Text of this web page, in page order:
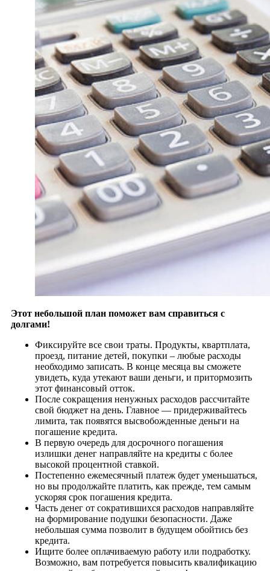
Этот небольшой план поможет вам справиться с
долгами!
Фиксируйте все свои траты. Продукты, квартплата,
проезд, питание детей, покупки – любые расходы
необходимо записать. В конце месяца вы сможете
увидеть, куда утекают ваши деньги, и притормозить
этот финансовый отток.
После сокращения ненужных расходов рассчитайте
свой бюджет на день. Главное — придерживайтесь
лимита, так появятся высвобожденные деньги на
погашение кредита.
В первую очередь для досрочного погашения
излишки денег направляйте на кредиты с более
высокой процентной ставкой.
Постепенно ежемесячный платеж будет уменьшаться,
но вы продолжайте платить, как прежде, тем самым
ускоряя срок погашения кредита.
Часть денег от сократившихся расходов направляйте
на формирование подушки безопасности. Даже
небольшая сумма позволит в будущем обойтись без
кредита.
Ищите более оплачиваемую работу или подработку.
Возможно, вам потребуется повысить квалификацию